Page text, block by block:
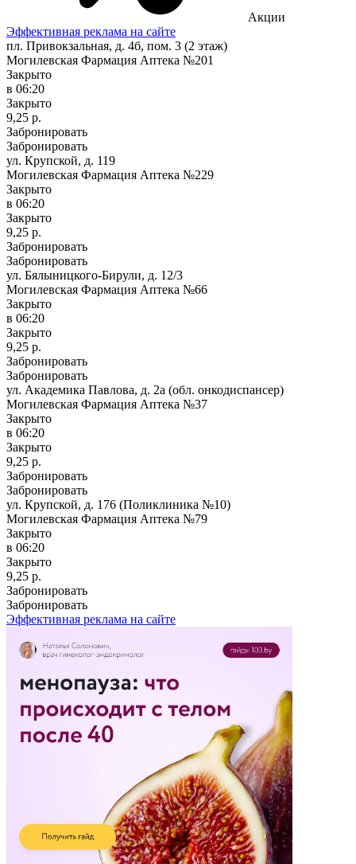
Акции
Эффективная реклама на сайте
пл. Привокзальная, д. 4б, пом. 3 (2 этаж)
Могилевская Фармация Аптека №201
Закрыто
в 06:20
Закрыто
9,25 р.
Забронировать
Забронировать
ул. Крупской, д. 119
Могилевская Фармация Аптека №229
Закрыто
в 06:20
Закрыто
9,25 р.
Забронировать
Забронировать
ул. Бялыницкого-Бирули, д. 12/3
Могилевская Фармация Аптека №66
Закрыто
в 06:20
Закрыто
9,25 р.
Забронировать
Забронировать
ул. Академика Павлова, д. 2а (обл. онкодиспансер)
Могилевская Фармация Аптека №37
Закрыто
в 06:20
Закрыто
9,25 р.
Забронировать
Забронировать
ул. Крупской, д. 176 (Поликлиника №10)
Могилевская Фармация Аптека №79
Закрыто
в 06:20
Закрыто
9,25 р.
Забронировать
Забронировать
Эффективная реклама на сайте